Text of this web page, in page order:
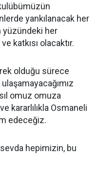
yankılanacak her
yüzündeki her
katkısı olacaktır.
olduğu sürece
omuz omuza
kararlılıkla Osmaneli
edeceğiz.
hepimizin, bu